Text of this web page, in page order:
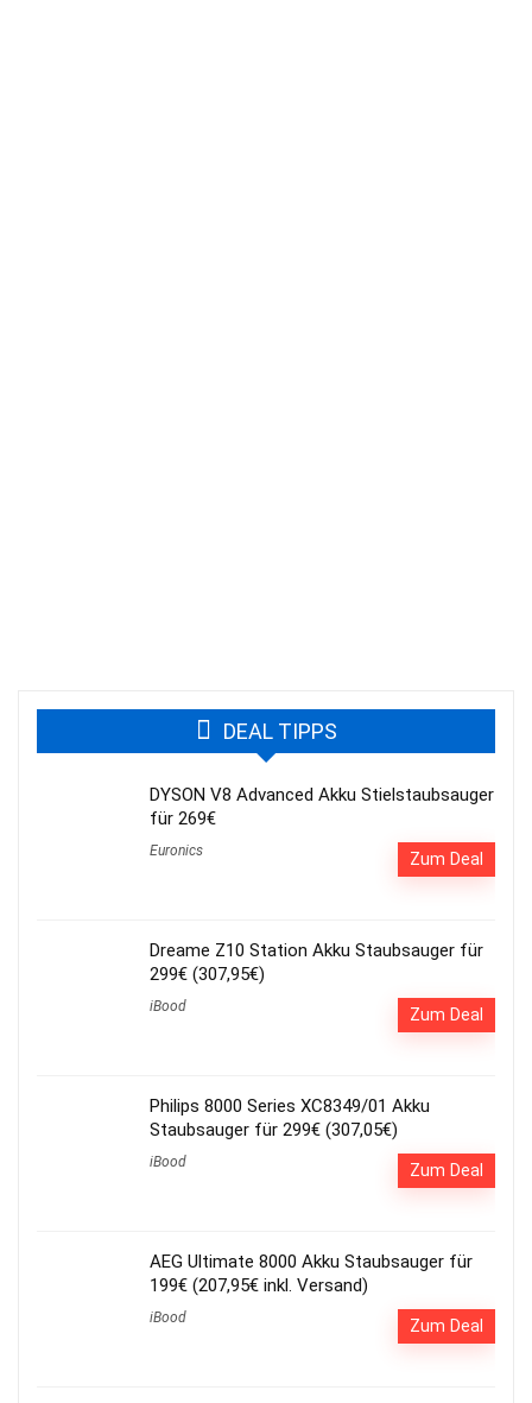
DEAL TIPPS
DYSON V8 Advanced Akku Stielstaubsauger
für 269€
Euronics Zum Deal
Dreame Z10 Station Akku Staubsauger für
299€ (307,95€)
iBood Zum Deal
Philips 8000 Series XC8349/01 Akku
Staubsauger für 299€ (307,05€)
iBood Zum Deal
AEG Ultimate 8000 Akku Staubsauger für
199€ (207,95€ inkl. Versand)
iBood Zum Deal